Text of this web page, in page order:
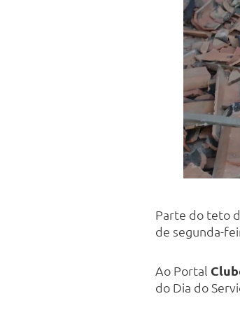
Parte do teto
de segunda-
Ao Portal
do Dia do